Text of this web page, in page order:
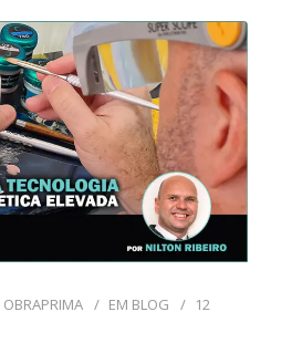
OBRAPRIMA EM BLOG
12